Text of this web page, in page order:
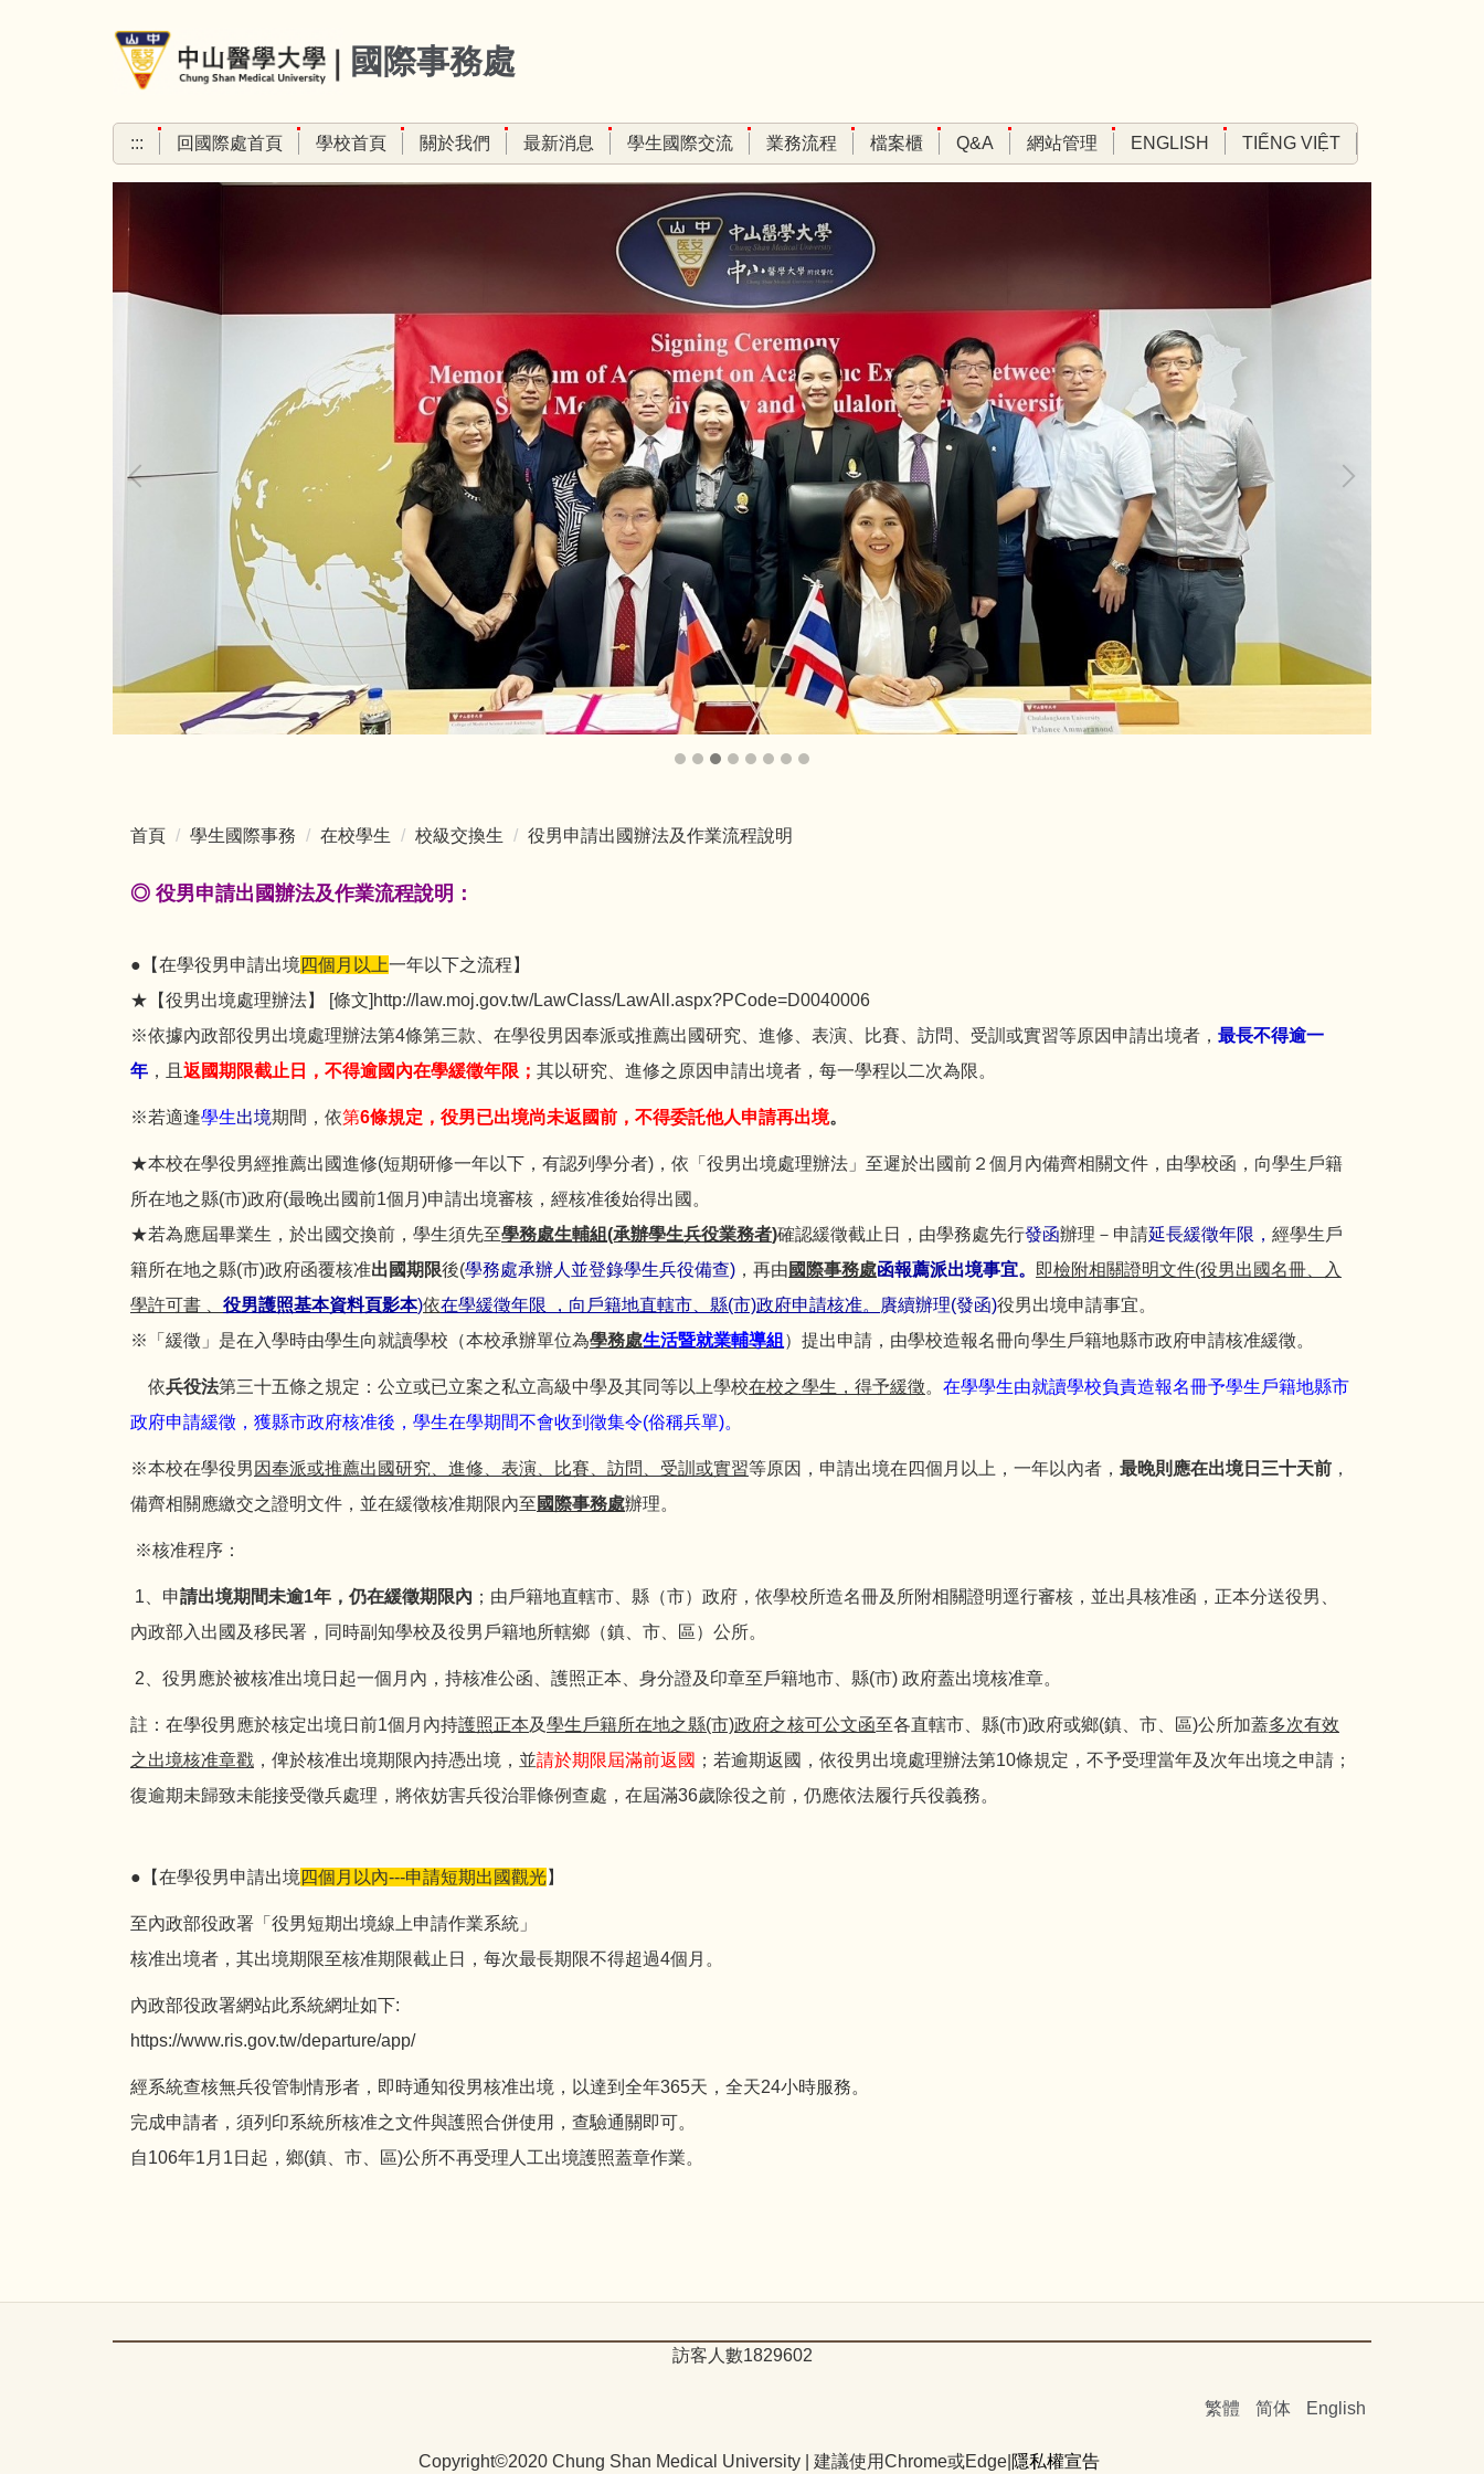
國際事務處
::: 回國際處首頁 學校首頁 關於我們 最新消息 學生國際交流 業務流程 檔案櫃 Q&A 網站管理 ENGLISH TIẾNG VIỆT
首頁 學生國際事務 在校學生 校級交換生 役男申請出國辦法及作業流程說明
◎ 役男申請出國辦法及作業流程說明：
●【在學役男申請出境 四個月以上一年以下之流程】
★【役男出境處理辦法】 [條文] http://law.moj.gov.tw/LawClass/LawAll.aspx?PCode=D0040006
※依據內政部役男出境處理辦法第4條第三款、在學役男因奉派或推薦出國研究、進修、表演、比賽、訪問、受訓或實習等原因申請出境者， 最長不得逾一
年 ，且 返 國期限截止日，不得逾國內在學緩徵年限； 其以研究、進修之原因申請出境者，每一學程以二次為限。
※若適逢學生出境期間，依第6條規定 ， 役男已出境尚未返 國前 ， 不得委託他人申請再出境。
★本校在學役男經推薦出國進修(短期研修一年以下，有認列學分者)，依「役男出境處理辦法」至遲於出國前２個月內備齊相關文件，由學校函，向學生戶籍
所在地之縣(市)政府(最晚出國前1個月)申請出境審核，經核准後始得出國。
★若為應屆畢業生，於出國交換前，學生須先至學務處生輔組(承辦學生兵役業務者)確認緩徵截止日，由學務處先行發函辦理－申請延長緩徵年限， 經學生戶
籍所在地之縣(市)政府函覆核准出 國期限後(學務處承辦人並登錄學生兵役備查) ，再由 國際事務處函報薦派出境事宜。 即檢附相關證明文件(役男出國名冊
入
學許可書
役男護照基本資料頁影本)依在學緩徵年限 ，向戶籍地直轄市、縣(市)政府申請核准。 賡續辦理(發函)役男出境申請事宜。
※「緩徵」是在入學時由學生向就讀學校（本校承辦單位為學務處生活暨就業輔導組 ）提出申請，由學校造報名冊向學生戶籍地縣市政府申請核准緩徵。
依兵役法第三十五條之規定：公立或已立案之私立高級中學及其同等以上學校在校之學生，得予緩徵。 在學學生由就讀學校負責造報名冊予學生戶籍地縣市
政府申請緩徵，獲縣市政府核准後，學生在學期間不會收到徵集令(俗稱兵單)。
※本校在學役男 因奉派或推薦出國研究、進修、表演、比賽、訪問、受訓或實習等原因，申請出境在四個月以上，一年以內者， 最晚則應在出境日三十天前 ，
備齊相關應繳交之證明文件，並在緩徵核准期限內至 國際事務處辦理。
※核准程序：
1、申請出境期 間未逾1年 ， 仍在緩徵期 限內 ；由戶籍地直轄市、縣（市）政府，依學校所造名冊及所附相關證明逕行審核，並出具核准函，正本分送役男、
內政部入出國及移民署，同時副知學校及役男戶籍地所轄鄉（鎮、市、區）公所。
2、役男應於被核准出境日起一個月內，持核准公函、護照正本、身分證及印章至戶籍地市、縣(市) 政府蓋出境核准章。
註：在學役男應於核定出境日前1個月內持護照正本及學生戶籍所在地之縣(市)政府之核可公文函至各直轄市、縣(市)政府或鄉(鎮、市、區)公所加蓋多次有效
之出境核准章戳 ，俾於核准出境期限內持憑出境，並請於期限屆滿前返國 ；若逾期返國，依役男出境處理辦法第10條規定，不予受理當年及次年出境之申請；
復逾期未歸致未能接受徵兵處理，將依妨害兵役治罪條例查處，在屆滿36歲除役之前，仍應依法履行兵役義務。
●【在學役男申請出境 四個月以內---申請短期出國觀光】
至內政部役政署「役男短期出境線上申請作業系統」
核准出境者，其出境期限至核准期限截止日，每次最長期限不得超過4個月。
內政部役政署網站此系統網址如下:
https://www.ris.gov.tw/departure/app/
經系統查核無兵役管制情形者，即時通知役男核准出境，以達到全年365天，全天24小時服務。
完成申請者，須列印系統所核准之文件與護照合併使用，查驗通關即可。
自106年1月1日起，鄉(鎮、市、區)公所不再受理人工出境護照蓋章作業。
訪客人數1829602
繁體 简体 English
Copyright©2020 Chung Shan Medical University | 建議使用Chrome或Edge| 隱私權宣告